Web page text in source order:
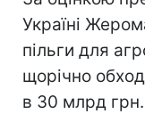
Україні
пільги для
щорічно
в 30 млрд